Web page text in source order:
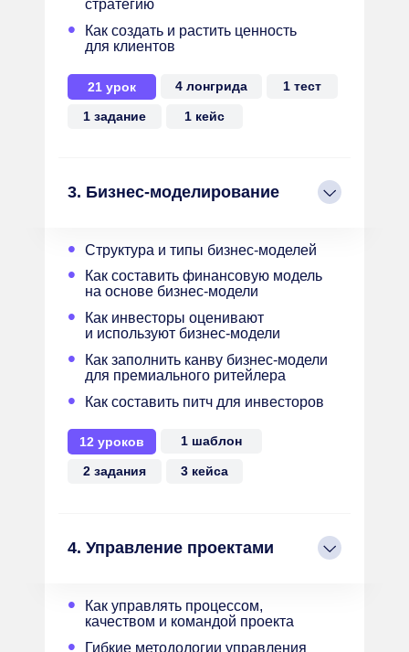
21 урок
Как создать и растить ценность
для клиентов
•
стратегию
1 тест
1 кейс
1 задание
4 лонгрида
3. Бизнес-моделирование
Как составить финансовую модель
на основе бизнес-модели
•
Структура и типы бизнес-моделей
•
12 уроков
Как инвесторы оценивают
и используют бизнес-модели
•
Как заполнить канву бизнес-модели
для премиального ритейлера
•
Как составить питч для инвесторов
•
3 кейса
2 задания
1 шаблон
4. Управление проектами
Гибкие методологии управления
•
Как управлять процессом,
качеством и командой проекта
•